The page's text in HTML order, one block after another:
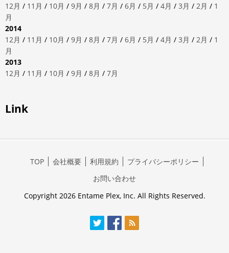
12月 / 11月 / 10月 / 9月 / 8月 / 7月 / 6月 / 5月 / 4月 / 3月 / 2月 / 1
月
2014
12月 / 11月 / 10月 / 9月 / 8月 / 7月 / 6月 / 5月 / 4月 / 3月 / 2月 / 1
月
2013
12月 / 11月 / 10月 / 9月 / 8月 / 7月
Link
TOP 会社概要 利用規約
プライバシーポリシー
お問い合わせ
Copyright 2026 Entame Plex, Inc. All Rights Reserved.